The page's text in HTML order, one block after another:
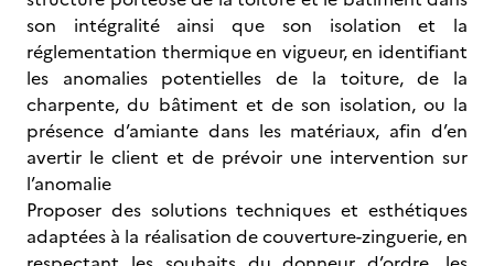
son intégralité ainsi que son isolation et la
réglementation thermique en vigueur, en identifiant
les anomalies potentielles de la toiture, de la
charpente, du bâtiment et de son isolation, ou la
présence d’amiante dans les matériaux, afin d’en
avertir le client et de prévoir une intervention sur
l’anomalie
Proposer des solutions techniques et esthétiques
adaptées à la réalisation de couverture-zinguerie, en